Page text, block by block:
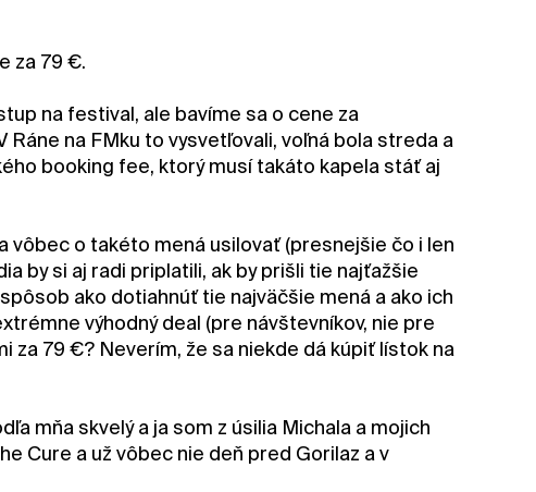
za 79 €.
na festival, ale bavíme sa o cene za
na FMku to vysvetľovali, voľná bola streda a
booking fee, ktorý musí takáto kapela stáť aj
vôbec o takéto mená usilovať (presnejšie čo i len
by si aj radi priplatili, ak by prišli tie najťažšie
ako dotiahnúť tie najväčšie mená a ako ich
výhodný deal (pre návštevníkov, nie pre
za 79 €? Neverím, že sa niekde dá kúpiť lístok na
mňa skvelý a ja som z úsilia Michala a mojich
Cure a už vôbec nie deň pred Gorilaz a v